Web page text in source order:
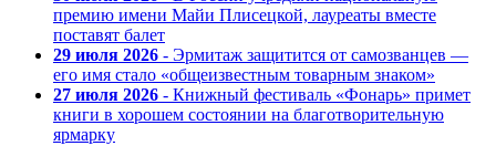
премию имени Майи Плисецкой, лауреаты вместе
поставят балет
29 июля 2026 - Эрмитаж защитится от самозванцев —
его имя стало «общеизвестным товарным знаком»
27 июля 2026 - Книжный фестиваль «Фонарь» примет
книги в хорошем состоянии на благотворительную
ярмарку